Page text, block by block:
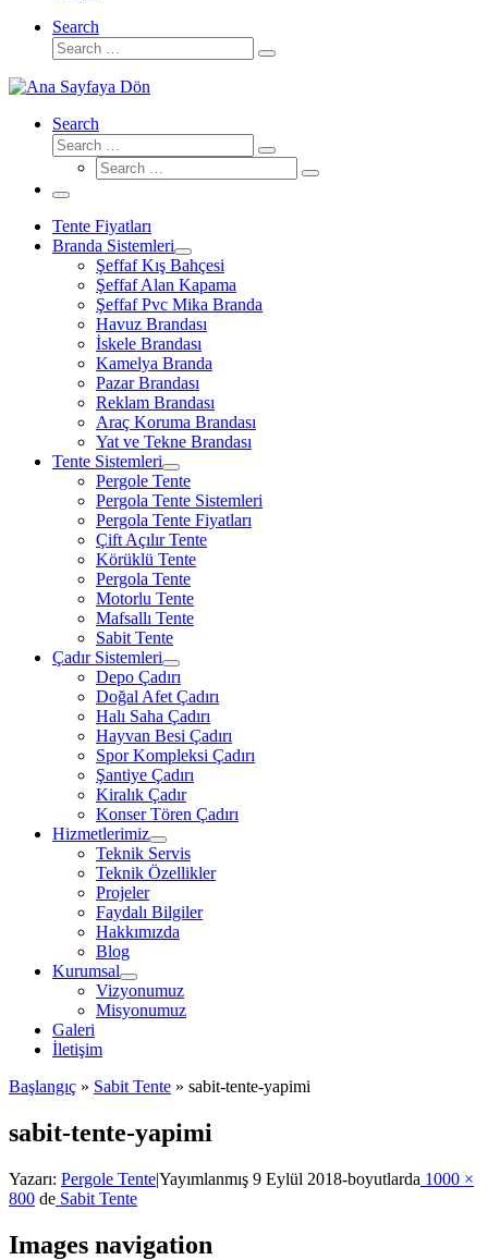
Search
Search
Search
Search
Search
Search
Search
Search
Menü
Tente Fiyatları
Branda Sistemleri
Şeffaf Kış Bahçesi
Şeffaf Alan Kapama
Şeffaf Pvc Mika Branda
Havuz Brandası
İskele Brandası
Kamelya Branda
Pazar Brandası
Reklam Brandası
Araç Koruma Brandası
Yat ve Tekne Brandası
Tente Sistemleri
Pergole Tente
Pergola Tente Sistemleri
Pergola Tente Fiyatları
Çift Açılır Tente
Körüklü Tente
Pergola Tente
Motorlu Tente
Mafsallı Tente
Sabit Tente
Çadır Sistemleri
Depo Çadırı
Doğal Afet Çadırı
Halı Saha Çadırı
Hayvan Besi Çadırı
Spor Kompleksi Çadırı
Şantiye Çadırı
Kiralık Çadır
Konser Tören Çadırı
Hizmetlerimiz
Teknik Servis
Teknik Özellikler
Projeler
Faydalı Bilgiler
Hakkımızda
Blog
Kurumsal
Vizyonumuz
Misyonumuz
Galeri
İletişim
Başlangıç » Sabit Tente » sabit-tente-yapimi
sabit-tente-yapimi
Yazarı: Pergole Tente|Yayımlanmış 9 Eylül 2018-boyutlarda 1000 ×
800 de Sabit Tente
Images navigation